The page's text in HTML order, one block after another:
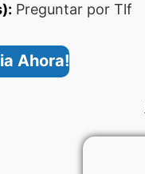
Preguntar por Tlf
Ahora!